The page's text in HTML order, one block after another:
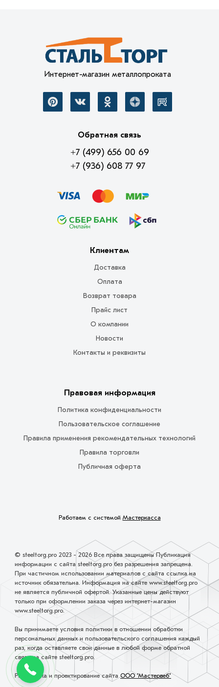
Интернет-магазин металлопроката
Обратная связь
+7 (499) 656 00 69
+7 (936) 608 77 97
Клиентам
Доставка
Оплата
Возврат товара
Прайс лист
О компании
Новости
Контакты и реквизиты
Правовая информация
Политика конфиденциальности
Пользовательское соглашение
Правила применения рекомендательных технологий
Правила торговли
Публичная оферта
Работаем с системой Мастеркасса
© steeltorg.pro 2023 - 2026 Все права защищены Публикация
информации с сайта steeltorg.pro без разрешения запрещена.
При частичном использовании материалов с сайта ссылка на
источник обязательна. Информация на сайте www.steeltorg.pro
не является публичной офертой. Указанные цены действуют
только при оформлении заказа через интернет-магазин
www.steeltorg.pro.
Вы принимаете условия политики в отношении обработки
персональных данных и пользовательского соглашения каждый
раз, когда оставляете свои данные в любой форме обратной
связи на сайте steeltorg.pro.
Разработка и проектирование сайтаООО "Мастервеб"